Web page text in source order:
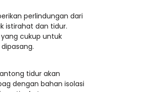
perlindungan dari
istirahat dan tidur.
cukup untuk
tidur akan
dengan bahan isolasi